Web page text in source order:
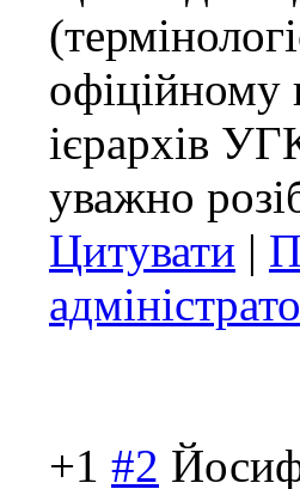
офіційному
ієрархів
уважно
Цитувати |
+1 #2